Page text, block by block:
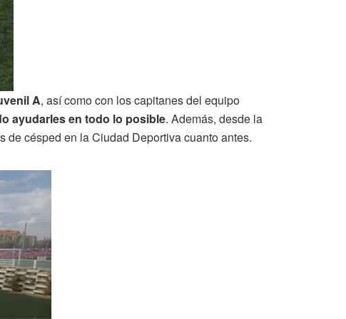
A, así como con los capitanes del equipo
ayudarles en todo lo posible. Además, desde la
césped en la Ciudad Deportiva cuanto antes.